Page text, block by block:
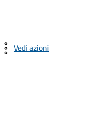
Vedi azioni